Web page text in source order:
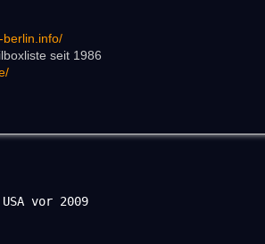
berlin.info/
seit 1986
vor 2009